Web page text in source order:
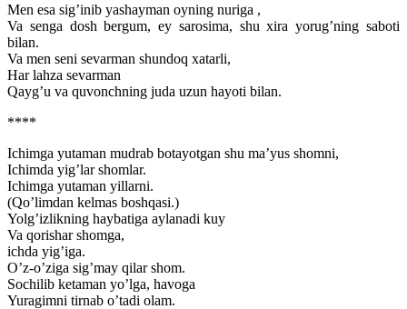
Men esa sig’inib yashayman oyning nuriga ,
Va senga dosh bergum, ey sarosima, shu xira yorug’ning saboti
bilan.
Va men seni sevarman shundoq xatarli,
Har lahza sevarman
Qayg’u va quvonchning juda uzun hayoti bilan.
****
Ichimga yutaman mudrab botayotgan shu ma’yus shomni,
Ichimda yig’lar shomlar.
Ichimga yutaman yillarni.
(Qo’limdan kelmas boshqasi.)
Yolg’izlikning haybatiga aylanadi kuy
Va qorishar shomga,
ichda yig’iga.
O’z-o’ziga sig’may qilar shom.
Sochilib ketaman yo’lga, havoga
Yuragimni tirnab o’tadi olam.